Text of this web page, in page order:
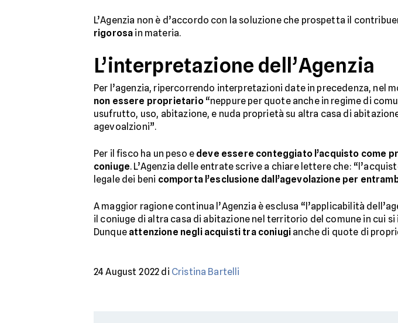
L’Agenzia non è d’accordo con la soluzione che prospetta il
rigorosa in materia.
L’interpretazione dell’Agenzia
Per l’agenzia, ripercorrendo interpretazioni date in precedenza, nel
non essere proprietario“neppure per quote anche in regime di
usufrutto, uso, abitazione, e nuda proprietà su altra casa di
agevoalzioni”.
Per il fisco ha un peso e deve essere conteggiato l’acquisto come
coniuge. L’Agenzia delle entrate scrive a chiare lettere che:
legale dei beni comporta l’esclusione dall’agevolazione per
A maggior ragione continua l’Agenzia è esclusa “l’applicabilità
il coniuge di altra casa di abitazione nel territorio del comune in cui
Dunque attenzione negli acquisti tra coniugi anche di quote di
24 August 2022 di Cristina Bartelli